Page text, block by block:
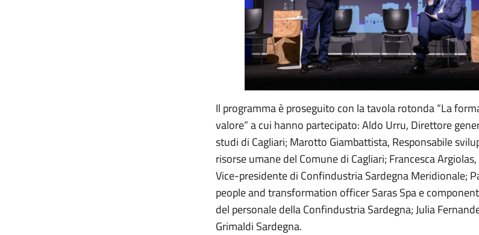
Il programma è proseguito con la tavola rotonda “La
valore” a cui hanno partecipato: Aldo Urru, Direttore
studi di Cagliari; Marotto Giambattista, Responsabile
risorse umane del Comune di Cagliari; Francesca
Vice-presidente di Confindustria Sardegna Meridionale;
people and transformation officer Saras Spa e
del personale della Confindustria Sardegna; Julia
Grimaldi Sardegna.